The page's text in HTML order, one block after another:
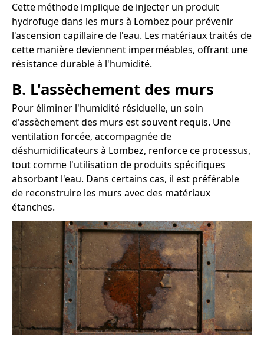
Cette méthode implique de injecter un produit
hydrofuge dans les murs à Lombez pour prévenir
l'ascension capillaire de l'eau. Les matériaux traités de
cette manière deviennent imperméables, offrant une
résistance durable à l'humidité.
B. L'assèchement des murs
Pour éliminer l'humidité résiduelle, un soin
d'assèchement des murs est souvent requis. Une
ventilation forcée, accompagnée de
déshumidificateurs à Lombez, renforce ce processus,
tout comme l'utilisation de produits spécifiques
absorbant l'eau. Dans certains cas, il est préférable
de reconstruire les murs avec des matériaux
étanches.